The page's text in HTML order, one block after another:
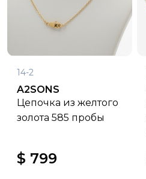
14-2
A2SONS
Цепочка из желтого
золота 585 пробы
$ 799